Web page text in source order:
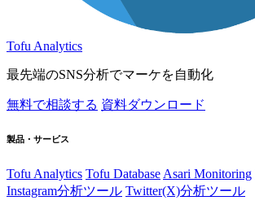
Tofu Analytics
最先端のSNS分析でマーケを自動化
無料で相談する 資料ダウンロード
製品・サービス
Tofu Analytics Tofu Database Asari Monitoring
Instagram分析ツール Twitter(X)分析ツール